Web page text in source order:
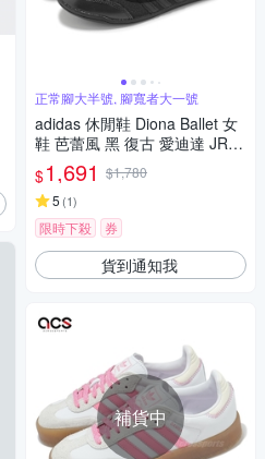
正常腳大半號, 腳寬者大一號
adidas 休閒鞋 Diona Ballet 女
鞋 芭蕾風 黑 復古 愛迪達 JR73
18
$1,691 $1,780
5 (1)
限時下殺 券
貨到通知我
補貨中